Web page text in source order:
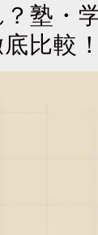
塾・
比較！